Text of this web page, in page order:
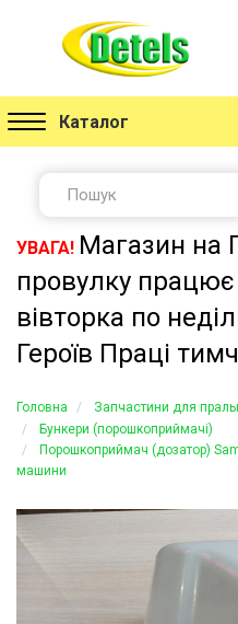
Каталог
УВАГА! Магазин на
провулку працює
вівторка по
Героїв Праці
Головна
Запчастини для
Бункери (порошкоприймачі)
Порошкоприймач (дозатор)
машини